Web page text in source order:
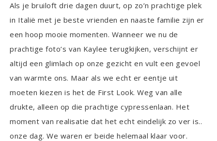
Als je bruiloft drie dagen duurt, op zo’n prachtige plek
in Italië met je beste vrienden en naaste familie zijn er
een hoop mooie momenten. Wanneer we nu de
prachtige foto’s van Kaylee terugkijken, verschijnt er
altijd een glimlach op onze gezicht en vult een gevoel
van warmte ons. Maar als we echt er eentje uit
moeten kiezen is het de First Look. Weg van alle
drukte, alleen op die prachtige cypressenlaan. Het
moment van realisatie dat het echt eindelijk zo ver is..
onze dag. We waren er beide helemaal klaar voor.